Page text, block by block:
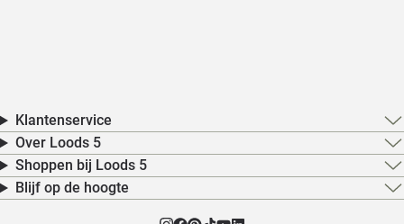
Klantenservice
Over Loods 5
Shoppen bij Loods 5
Blijf op de hoogte